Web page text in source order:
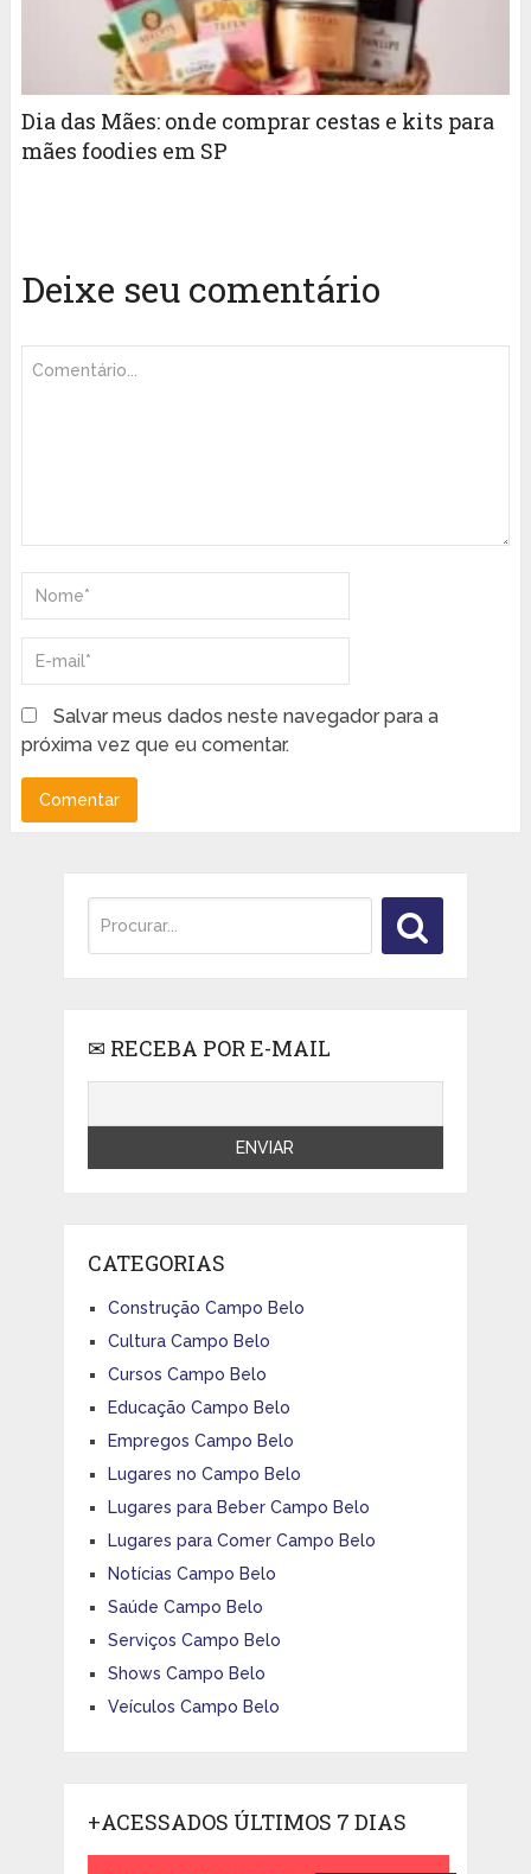
Dia das Mães: onde comprar cestas e kits para
mães foodies em SP
Deixe seu comentário
Salvar meus dados neste navegador para a
próxima vez que eu comentar.
✉ RECEBA POR E-MAIL
CATEGORIAS
Construção Campo Belo
Cultura Campo Belo
Cursos Campo Belo
Educação Campo Belo
Empregos Campo Belo
Lugares no Campo Belo
Lugares para Beber Campo Belo
Lugares para Comer Campo Belo
Notícias Campo Belo
Saúde Campo Belo
Serviços Campo Belo
Shows Campo Belo
Veículos Campo Belo
+ACESSADOS ÚLTIMOS 7 DIAS